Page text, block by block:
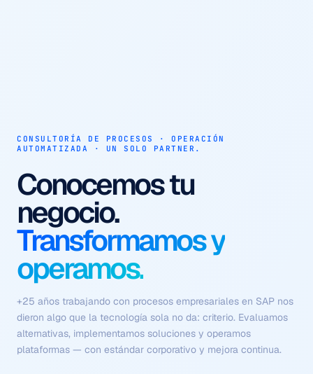
AUTOMATIZACIÓN · AGENTES AUTÓNOMOS · EFICIENCIA
OPERATIVA
Procesos que se
ejecutan solos
Con contexto, criterio y
sin fricción.
negocio, ejecutan tareas complejas y se optimizan
continuamente — sin depender de intervención humana en
cada paso.